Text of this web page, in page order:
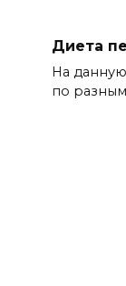
Диета
На
по